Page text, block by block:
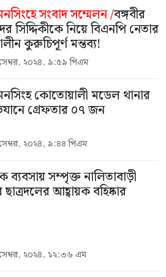
সংবাদ সম্মেলন /বঙ্গবীর
সিদ্দিকীকে নিয়ে বিএনপি নেতার
কুরুচিপূর্ণ মন্তব্য!
২০২৪, ৯:৫৯ পিএম
কোতোয়ালী মডেল থানার
গ্রেফতার ০৭ জন
২০২৪, ৯:৪৪ পিএম
ব্যবসায় সম্পৃক্ত নালিতাবাড়ী
আহ্বায়ক বহিষ্কার
২০২৪, ১২:৩৬ এম